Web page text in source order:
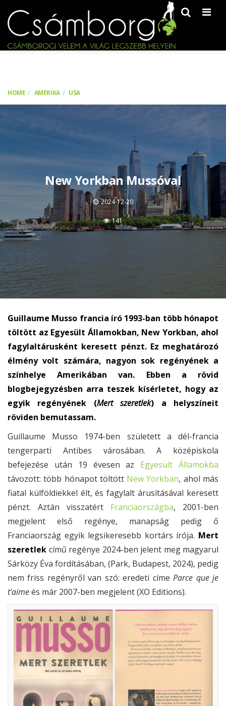
HOME AMERIKA USA
New Yorkban Mussóval
2024-12-20
141
Guillaume Musso francia író 1993-ban több hónapot
töltött az Egyesült Államokban, New Yorkban, ahol
fagylaltárusként keresett pénzt. Ez meghatározó
élmény volt számára, nagyon sok regényének a
színhelye Amerikában van. Ebben a rövid
blogbejegyzésben arra teszek kísérletet, hogy az
egyik regényének (Mert szeretlek) a helyszíneit
röviden bemutassam.
Guillaume Musso 1974-ben született a dél-francia
tengerparti Antibes városában. A középiskola
befejezése után 19 évesen az Egyesült Államokba
távozott: több hónapot töltött New Yorkban, ahol más
fiatal külföldiekkel élt, és fagylalt árusításával keresett
pénzt. Aztán visszatért Franciaországba, 2001-ben
megjelent első regénye, manapság pedig ő
Franciaország egyik legsikeresebb kortárs írója. Mert
szeretlek című regénye 2024-ben jelent meg magyarul
Sárközy Éva fordításában, (Park, Budapest, 2024), pedig
nem friss regényről van szó: eredeti címeParce que je
t’aimeés már 2007-ben megjelent (XO Editions).